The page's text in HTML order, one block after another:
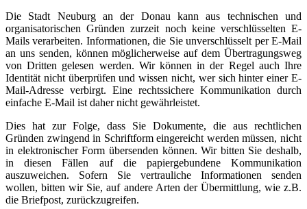
Die Stadt Neuburg an der Donau kann aus technischen und
organisatorischen Gründen zurzeit noch keine verschlüsselten E-
Mails verarbeiten. Informationen, die Sie unverschlüsselt per E-Mail
an uns senden, können möglicherweise auf dem Übertragungsweg
von Dritten gelesen werden. Wir können in der Regel auch Ihre
Identität nicht überprüfen und wissen nicht, wer sich hinter einer E-
Mail-Adresse verbirgt. Eine rechtssichere Kommunikation durch
einfache E-Mail ist daher nicht gewährleistet.
Dies hat zur Folge, dass Sie Dokumente, die aus rechtlichen
Gründen zwingend in Schriftform eingereicht werden müssen, nicht
in elektronischer Form übersenden können. Wir bitten Sie deshalb,
in diesen Fällen auf die papiergebundene Kommunikation
auszuweichen. Sofern Sie vertrauliche Informationen senden
wollen, bitten wir Sie, auf andere Arten der Übermittlung, wie z.B.
die Briefpost, zurückzugreifen.